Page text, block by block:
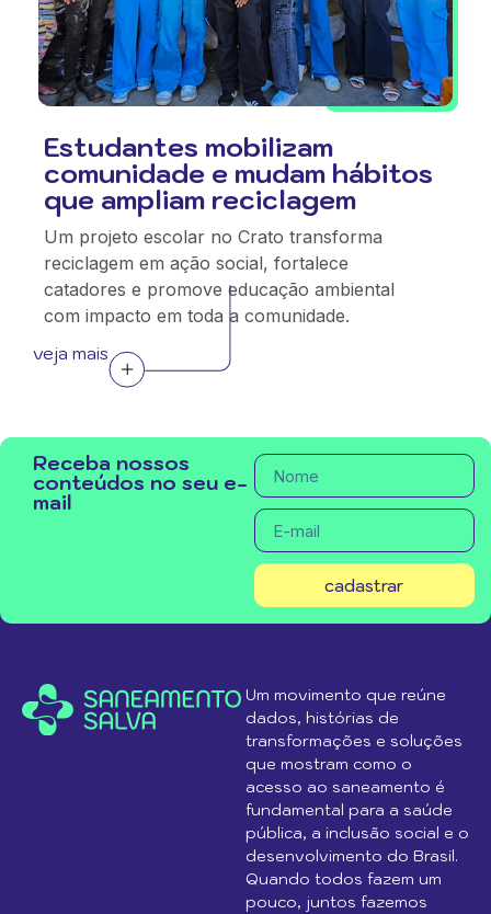
Estudantes mobilizam
comunidade e mudam hábitos
que ampliam reciclagem
Um projeto escolar no Crato transforma
reciclagem em ação social, fortalece
catadores e promove educação ambiental
com impacto em toda a comunidade.
veja mais
Receba nossos
conteúdos no seu e-
mail
cadastrar
Um movimento que reúne
dados, histórias de
transformações e soluções
que mostram como o
acesso ao saneamento é
fundamental para a saúde
pública, a inclusão social e o
desenvolvimento do Brasil.
Quando todos fazem um
pouco, juntos fazemos